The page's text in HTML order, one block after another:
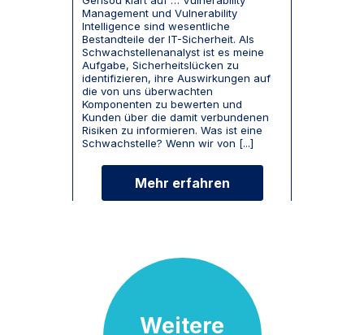
Management und Vulnerability
Intelligence sind wesentliche
Bestandteile der IT-Sicherheit. Als
Schwachstellenanalyst ist es meine
Aufgabe, Sicherheitslücken zu
identifizieren, ihre Auswirkungen auf
die von uns überwachten
Komponenten zu bewerten und
Kunden über die damit verbundenen
Risiken zu informieren. Was ist eine
Schwachstelle? Wenn wir von [...]
Mehr erfahren
Weitere